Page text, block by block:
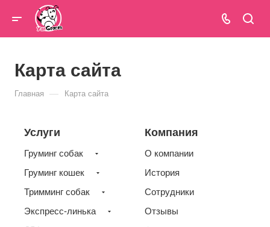
Карта сайта
Главная — Карта сайта
Услуги
Груминг собак
Груминг кошек
Тримминг собак
Экспресс-линька
Компания
О компании
История
Сотрудники
Отзывы